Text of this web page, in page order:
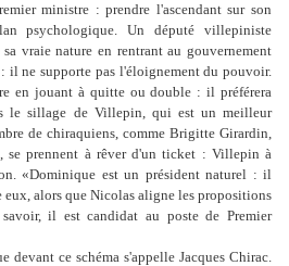
ministre : prendre l'ascendant sur son
psychologique. Un député villepiniste
vraie nature en rentrant au gouvernement
il ne supporte pas l'éloignement du pouvoir.
en jouant à quitte ou double : il préférera
le sillage de Villepin, qui est un meilleur
de chiraquiens, comme Brigitte Girardin,
se prennent à rêver d'un ticket : Villepin à
«Dominique est un président naturel : il
eux, alors que Nicolas aligne les propositions
il est candidat au poste de Premier
devant ce schéma s'appelle Jacques Chirac.